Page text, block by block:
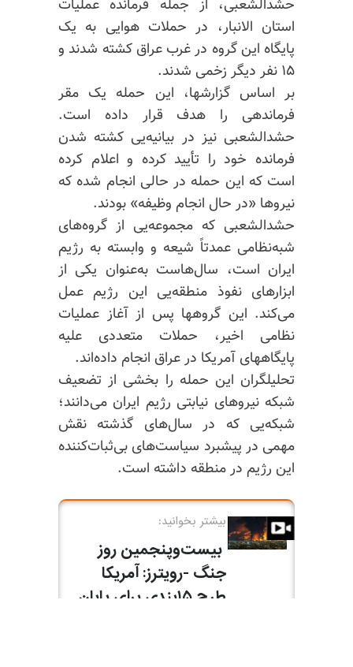
حشدالشعبی، از جمله فرمانده عملیات
استان الانبار، در حملات هوایی به یک
پایگاه این گروه در غرب عراق کشته شدند و
۱۵ نفر دیگر زخمی شدند.
بر اساس گزارشها، این حمله یک مقر
فرماندهی را هدف قرار داده است.
حشدالشعبی نیز در بیانیه‌یی کشته شدن
فرمانده خود را تأیید کرده و اعلام کرده
است که این حمله در حالی انجام شده که
نیروها «در حال انجام وظیفه» بودند.
حشدالشعبی که مجموعه‌یی از گروه‌های
شبه‌نظامی عمدتاً شیعه و وابسته به رژیم
ایران است، سال‌هاست به‌عنوان یکی از
ابزارهای نفوذ منطقه‌یی این رژیم عمل
می‌کند. این گروهها پس از آغاز عملیات
نظامی اخیر، حملات متعددی علیه
پایگاههای آمریکا در عراق انجام داده‌اند.
تحلیلگران این حمله را بخشی از تضعیف
شبکه نیروهای نیابتی رژیم ایران می‌دانند؛
شبکه‌یی که در سال‌های گذشته نقش
مهمی در پیشبرد سیاست‌های بی‌ثبات‌کننده
این رژیم در منطقه داشته است.